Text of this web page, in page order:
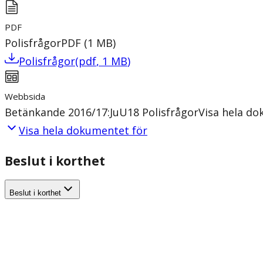
PDF
PolisfrågorPDF (1 MB)
Polisfrågor(pdf, 1 MB)
Webbsida
Betänkande 2016/17:JuU18 PolisfrågorVisa hela
Visa hela dokumentet för
Beslut i korthet
Beslut i korthet